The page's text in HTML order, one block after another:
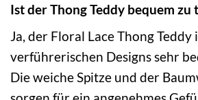
Ist der Thong Teddy bequem zu
Ja, der Floral Lace Thong
verführerischen Designs sehr
Die weiche Spitze und der